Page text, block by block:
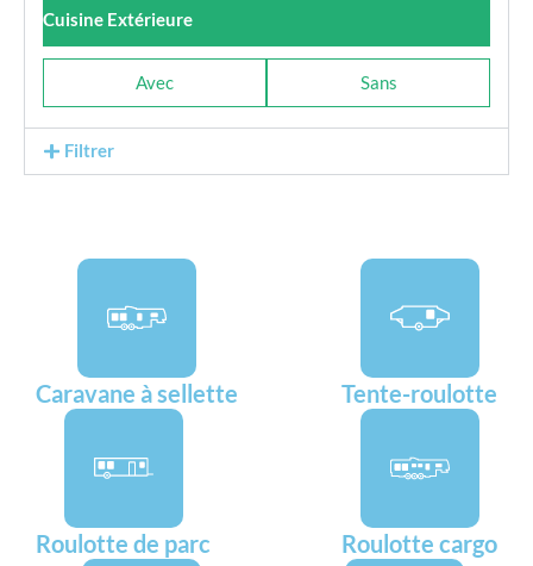
Cuisine Extérieure
Avec Sans
Filtrer
Caravane à sellette Tente-roulotte
Roulotte de parc Roulotte cargo